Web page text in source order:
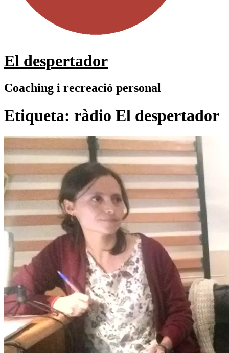
El despertador
Coaching i recreació personal
Etiqueta: ràdio El despertador